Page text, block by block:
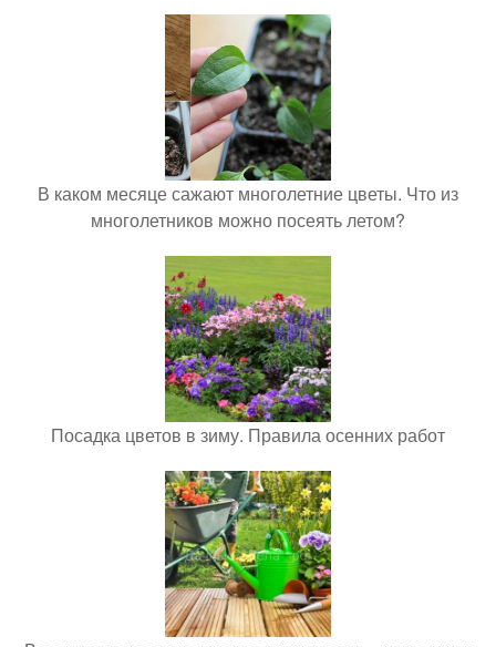
В каком месяце сажают многолетние цветы. Что из
многолетников можно посеять летом?
Посадка цветов в зиму. Правила осенних работ